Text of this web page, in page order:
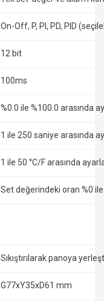
On-Off, P, PI, PD, PID
12 bit
100ms
%0.0 ile %100.0 arasında
1 ile 250 saniye arasında
1 ile 50 °C/F arasında
Set değerindeki oran %0
Sıkıştırılarak panoya
G77xY35xD61 mm